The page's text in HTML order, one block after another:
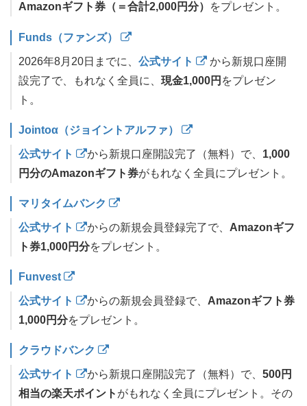
Amazonギフト券（＝合計2,000円分）
をプレゼント。
Funds（ファンズ）
2026年8月20日までに、 公式サイト
から新規口座開
設完了で、もれなく全員に、 現金1,000円 をプレゼン
ト。
Jointoα（ジョイントアルファ）
公式サイト から新規口座開設完了（無料）で、 1,000
円分のAmazonギフト券がもれなく全員にプレゼント。
マリタイムバンク
公式サイト からの新規会員登録完了で、 Amazonギフ
ト券1,000円分をプレゼント。
Funvest
公式サイト からの新規会員登録で、 Amazonギフト券
1,000円分をプレゼント。
クラウドバンク
公式サイト から新規口座開設完了（無料）で、 500円
相当の楽天ポイント がもれなく全員にプレゼント。その